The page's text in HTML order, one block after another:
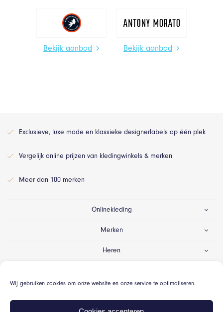
Wij gebruiken cookies om onze website en onze service te optimaliseren.
Bekijk aanbod Bekijk aanbod
Exclusieve, luxe mode en klassieke designerlabels op één plek
Vergelijk online prijzen van kledingwinkels & merken
Meer dan 100 merken
Onlinekleding
Merken
Heren